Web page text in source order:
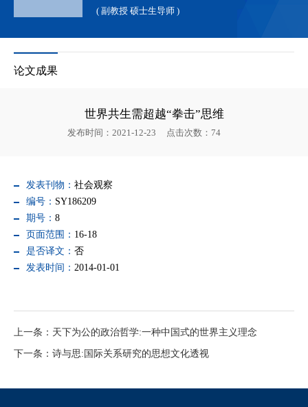
( 副教授 硕士生导师 )
论文成果
世界共生需超越“拳击”思维
发布时间：2021-12-23 点击次数： 74
发表刊物： 社会观察
编号： SY186209
期号： 8
页面范围： 16-18
是否译文： 否
发表时间： 2014-01-01
上一条：天下为公的政治哲学:一种中国式的世界主义理念
下一条：诗与思:国际关系研究的思想文化透视